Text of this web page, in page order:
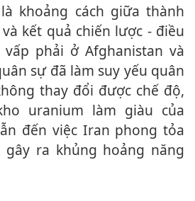
kết quả chiến lược - điều
phải ở Afghanistan và
sự đã làm suy yếu quân
thay đổi được chế độ,
uranium làm giàu của
đến việc Iran phong tỏa
gây ra khủng hoảng năng